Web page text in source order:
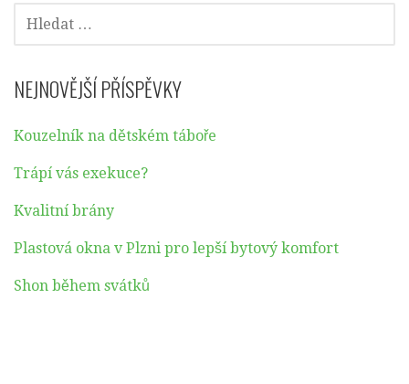
VYHLEDÁVÁNÍ
NEJNOVĚJŠÍ PŘÍSPĚVKY
Kouzelník na dětském táboře
Trápí vás exekuce?
Kvalitní brány
Plastová okna v Plzni pro lepší bytový komfort
Shon během svátků